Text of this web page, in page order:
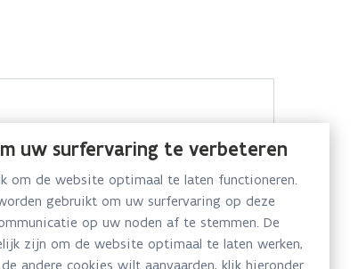
uw surfervaring te verbeteren
om de website optimaal te laten functioneren.
gebruikt om uw surfervaring op deze
op uw noden af te stemmen. De
zijn om de website optimaal te laten werken,
andere cookies wilt aanvaarden, klik hieronder